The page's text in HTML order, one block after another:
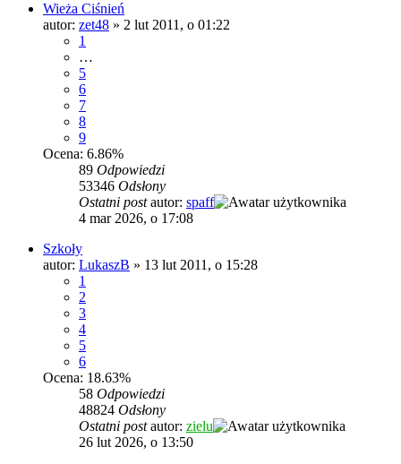
Wieża Ciśnień
autor: zet48 » 2 lut 2011, o 01:22
1
…
5
6
7
8
9
Ocena: 6.86%
89 Odpowiedzi
53346 Odsłony
Ostatni postautor: spaff
4 mar 2026, o 17:08
Szkoły
autor: LukaszB » 13 lut 2011, o 15:28
1
2
3
4
5
6
Ocena: 18.63%
58 Odpowiedzi
48824 Odsłony
Ostatni postautor: zielu
26 lut 2026, o 13:50